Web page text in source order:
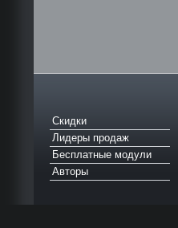
Скидки
Лидеры продаж
Бесплатные модули
Авторы